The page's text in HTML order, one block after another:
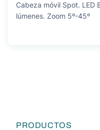
Cabeza móvil Spot. LED
lúmenes. Zoom 5º-45º
PRODUCTOS